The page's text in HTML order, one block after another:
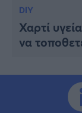
DIY
Χαρτί
να